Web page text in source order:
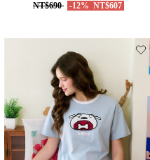
NT$690 -12% NT$607